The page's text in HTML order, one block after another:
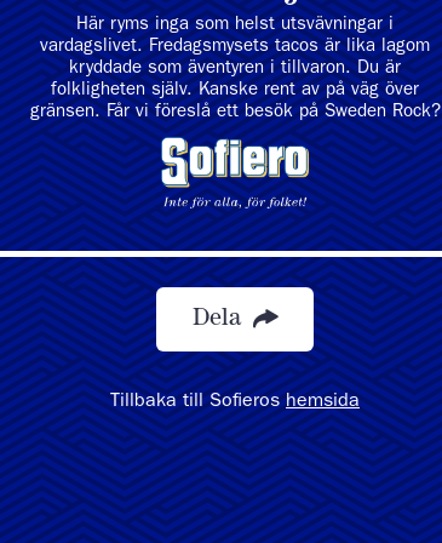
Här ryms inga som helst utsvävningar i
vardagslivet. Fredagsmysets tacos är lika lagom
kryddade som äventyren i tillvaron. Du är
folkligheten själv. Kanske rent av på väg över
gränsen. Får vi föreslå ett besök på Sweden Rock?
Dela
Tillbaka till Sofieroshemsida